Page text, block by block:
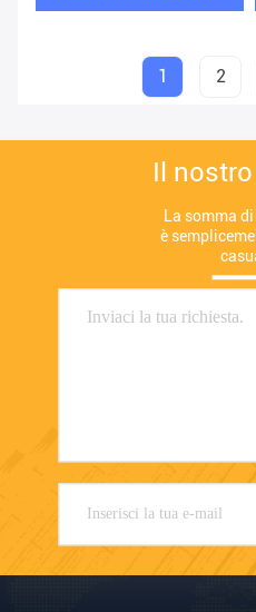
1 2
Il
La somma
è